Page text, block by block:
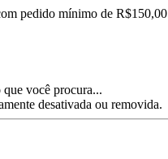
pedido mínimo de R$150,00
você procura...
desativada ou removida.